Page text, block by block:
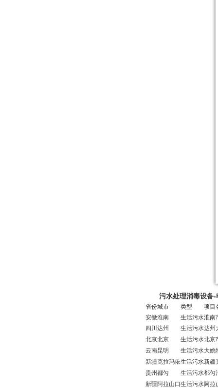
污水处理消毒设备
省份城市 类型
项目
安徽淮南 生活污水淮南
四川 达州 生活污水达州
北京北京 生活污水北京
云南昆明 生活污水大姚
新疆克拉玛依生活污水新疆
贵州都匀 生活污水都匀
新疆阿拉山口生活污水阿拉